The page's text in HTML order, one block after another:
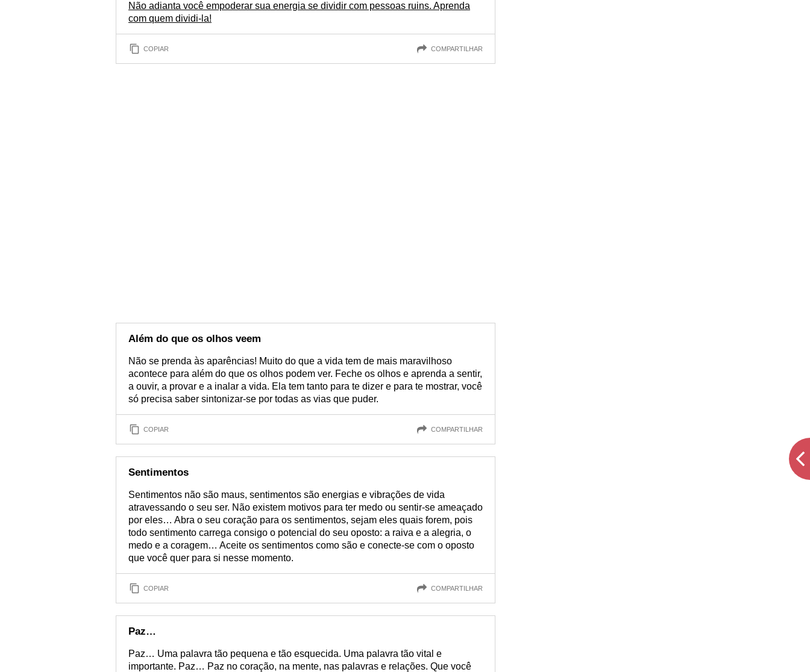
Não adianta você empoderar sua energia se dividir com pessoas ruins. Aprenda
com quem dividi-la!
COPIAR COMPARTILHAR
Além do que os olhos veem
Não se prenda às aparências! Muito do que a vida tem de mais maravilhoso
acontece para além do que os olhos podem ver. Feche os olhos e aprenda a sentir,
a ouvir, a provar e a inalar a vida. Ela tem tanto para te dizer e para te mostrar, você
só precisa saber sintonizar-se por todas as vias que puder.
COPIAR COMPARTILHAR
Sentimentos
Sentimentos não são maus, sentimentos são energias e vibrações de vida
atravessando o seu ser. Não existem motivos para ter medo ou sentir-se ameaçado
por eles… Abra o seu coração para os sentimentos, sejam eles quais forem, pois
todo sentimento carrega consigo o potencial do seu oposto: a raiva e a alegria, o
medo e a coragem… Aceite os sentimentos como são e conecte-se com o oposto
que você quer para si nesse momento.
COPIAR COMPARTILHAR
Paz…
Paz… Uma palavra tão pequena e tão esquecida. Uma palavra tão vital e
importante. Paz… Paz no coração, na mente, nas palavras e relações. Que você